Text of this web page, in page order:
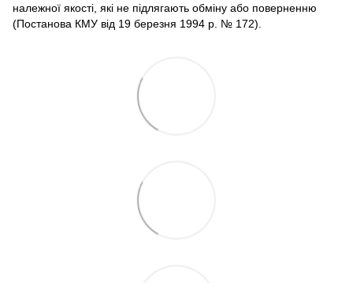
належної якості, які не підлягають обміну або поверненню
(Постанова КМУ від 19 березня 1994 р. № 172).